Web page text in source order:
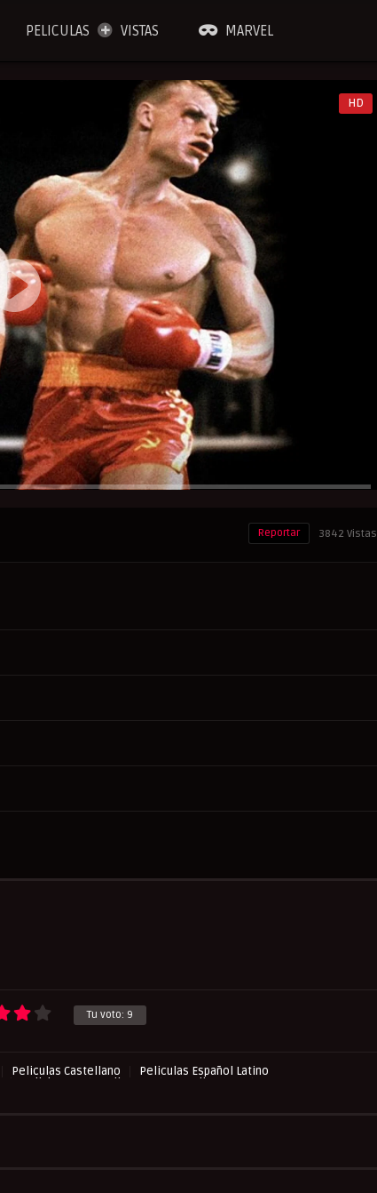
PELICULAS VISTAS MARVEL
HD
3842 Vistas
Reportar
Tu voto: 9
Peliculas Castellano
Peliculas Español Latino
Pelishouse Pelismart RepelisHD.TV